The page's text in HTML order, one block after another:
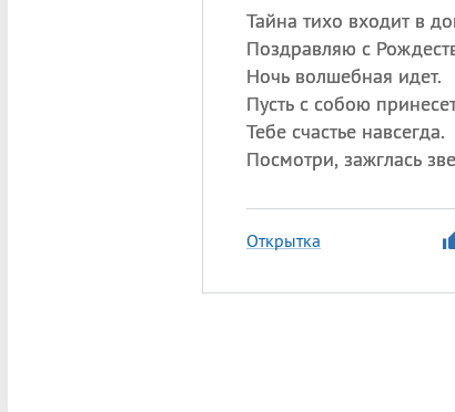
Тайна тихо входит в
Поздравляю с
Ночь волшебная идет.
Пусть с собою
Тебе счастье навсегда.
Посмотри, зажглась
Открытка